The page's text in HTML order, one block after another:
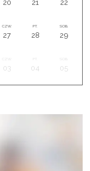
20 21 22
CZW.
27
PT.
28
SOB.
29
CZW.
03
PT.
04 05